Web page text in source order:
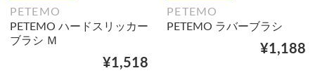
PETEMO
PETEMO ハードスリッカー
ブラシ Ｍ
¥1,518
PETEMO
PETEMO ラバーブラシ
¥1,188